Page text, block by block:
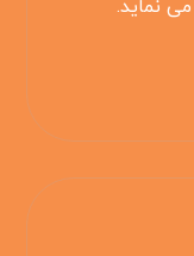
می نماید.